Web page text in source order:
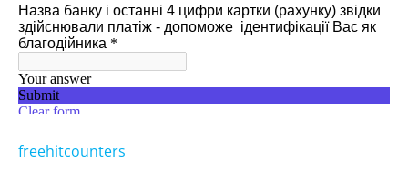
freehitcounters